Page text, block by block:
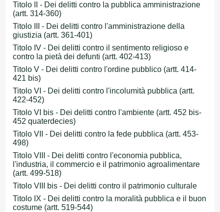
Titolo II - Dei delitti contro la pubblica amministrazione
(artt. 314-360)
Titolo III - Dei delitti contro l'amministrazione della
giustizia (artt. 361-401)
Titolo IV - Dei delitti contro il sentimento religioso e
contro la pietà dei defunti (artt. 402-413)
Titolo V - Dei delitti contro l'ordine pubblico (artt. 414-
421 bis)
Titolo VI - Dei delitti contro l'incolumità pubblica (artt.
422-452)
Titolo VI bis - Dei delitti contro l'ambiente (artt. 452 bis-
452 quaterdecies)
Titolo VII - Dei delitti contro la fede pubblica (artt. 453-
498)
Titolo VIII - Dei delitti contro l'economia pubblica,
l'industria, il commercio e il patrimonio agroalimentare
(artt. 499-518)
Titolo VIII bis - Dei delitti contro il patrimonio culturale
Titolo IX - Dei delitti contro la moralità pubblica e il buon
costume (artt. 519-544)